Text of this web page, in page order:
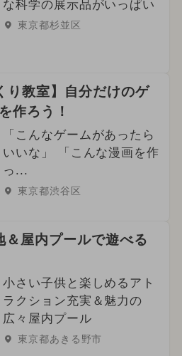
な科学の展示品がいっぱい
東京都杉並区
り教室】自分だけのゲ
作ろう！
「こんなゲームがあったら
いいな」 「こんな漫画を作
っ...
東京都渋谷区
屋内プールで遊べる
小さい子供と楽しめるアト
ラクション充実＆魅力の
広々屋内プール
東京都あきる野市